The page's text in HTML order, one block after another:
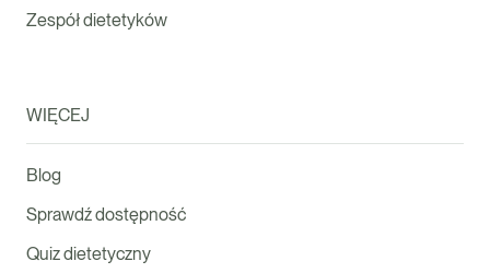
Zespół dietetyków
WIĘCEJ
Blog
Sprawdź dostępność
Quiz dietetyczny